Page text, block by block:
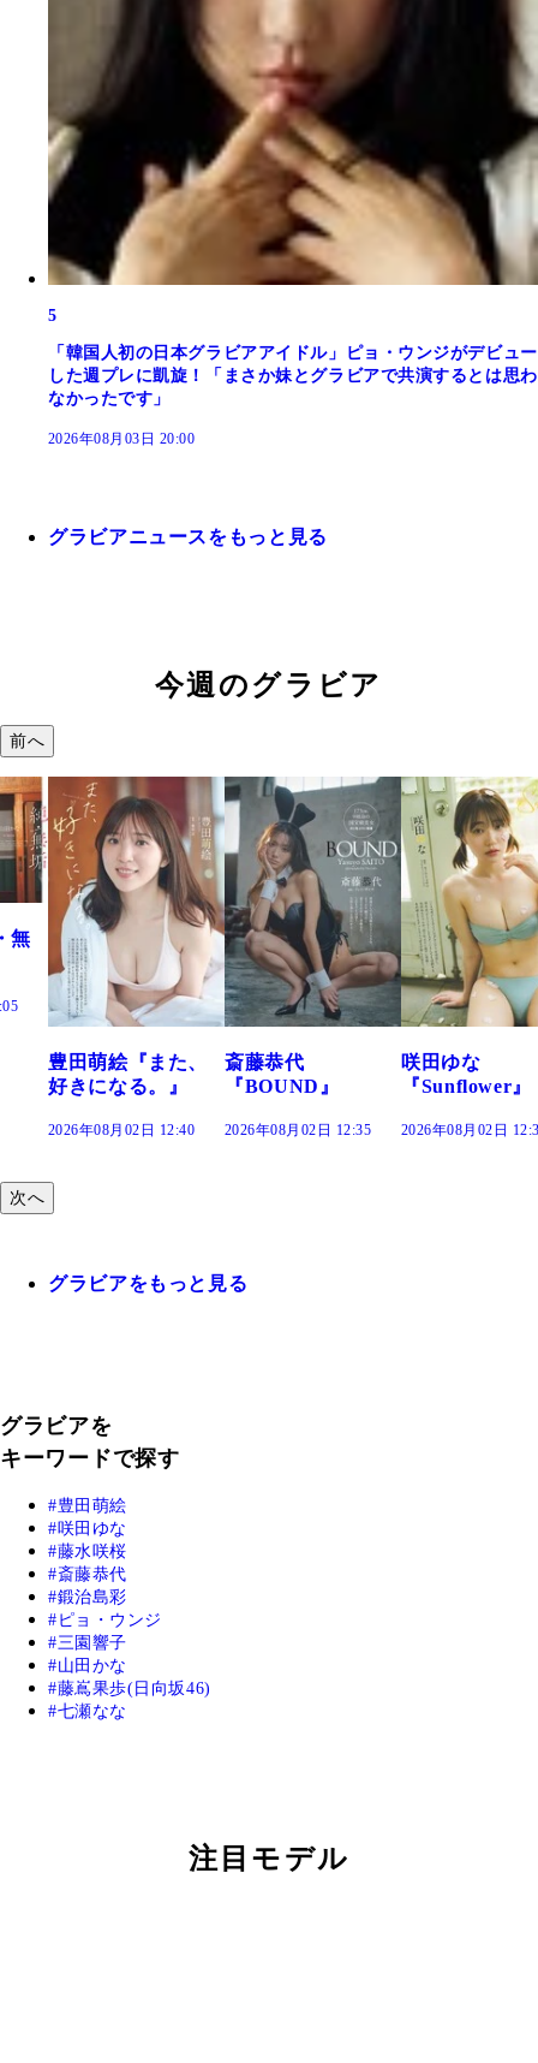
5
「韓国人初の日本グラビアアイドル」ピョ・ウンジがデビュー
した週プレに凱旋！「まさか妹とグラビアで共演するとは思わ
なかったです」
2026年08月03日 20:00
グラビアニュースをもっと見る
今週のグラビア
前へ
萌絵『また、
になる。』
年08月02日 12:40
斎藤恭代
『BOUND』
2026年08月02日 12:35
咲田ゆな
『Sunflower』
2026年08月02日 12:30
だ
次へ
グラビアをもっと見る
グラビアを
キーワードで探す
豊田萌絵
咲田ゆな
藤水咲桜
斎藤恭代
鍛治島彩
ピョ・ウンジ
三園響子
山田かな
藤嶌果歩(日向坂46)
七瀬なな
注目モデル